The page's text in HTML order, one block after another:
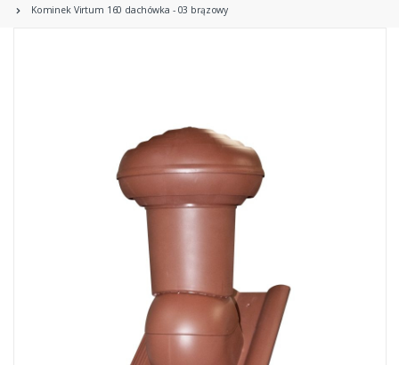
Kominek Virtum 160 dachówka - 03 brązowy